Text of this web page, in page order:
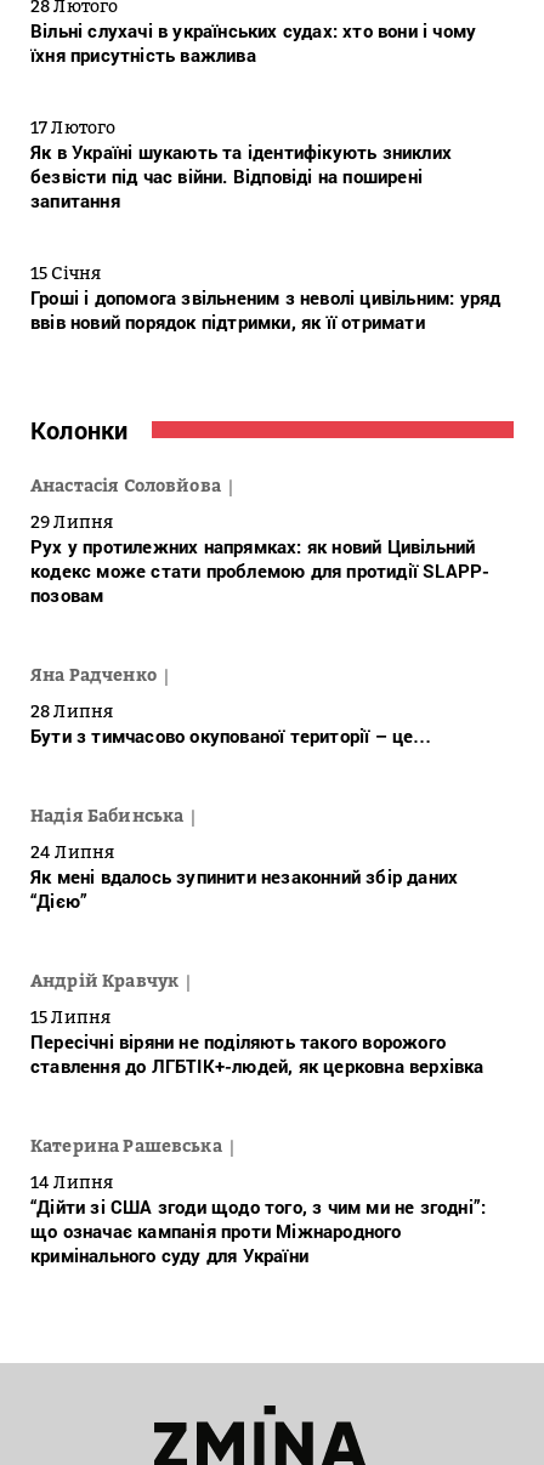
28 Лютого
Вільні слухачі в українських судах: хто вони і чому
їхня присутність важлива
17 Лютого
Як в Україні шукають та ідентифікують зниклих
безвісти під час війни. Відповіді на поширені
запитання
15 Січня
Гроші і допомога звільненим з неволі цивільним: уряд
ввів новий порядок підтримки, як її отримати
Колонки
Анастасія Соловйова
29 Липня
Рух у протилежних напрямках: як новий Цивільний
кодекс може стати проблемою для протидії SLAPP-
позовам
Яна Радченко
28 Липня
Бути з тимчасово окупованої території – це…
Надія Бабинська
24 Липня
Як мені вдалось зупинити незаконний збір даних
“Дією”
Андрій Кравчук
15 Липня
Пересічні віряни не поділяють такого ворожого
ставлення до ЛГБТІК+-людей, як церковна верхівка
Катерина Рашевська
14 Липня
“Дійти зі США згоди щодо того, з чим ми не згодні”:
що означає кампанія проти Міжнародного
кримінального суду для України